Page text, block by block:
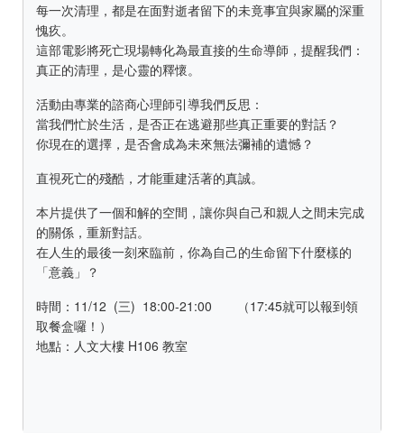
每一次清理，都是在面對逝者留下的未竟事宜與家屬的深重
愧疚。
這部電影將死亡現場轉化為最直接的生命導師，提醒我們：
真正的清理，是心靈的釋懷。
活動由專業的諮商心理師引導我們反思：
當我們忙於生活，是否正在逃避那些真正重要的對話？
你現在的選擇，是否會成為未來無法彌補的遺憾？
直視死亡的殘酷，才能重建活著的真誠。
本片提供了一個和解的空間，讓你與自己和親人之間未完成
的關係，重新對話。
在人生的最後一刻來臨前，你為自己的生命留下什麼樣的
「意義」？
時間：11/12 (三) 18:00-21:00 （17:45就可以報到領
取餐盒囉！）
地點：人文大樓 H106 教室